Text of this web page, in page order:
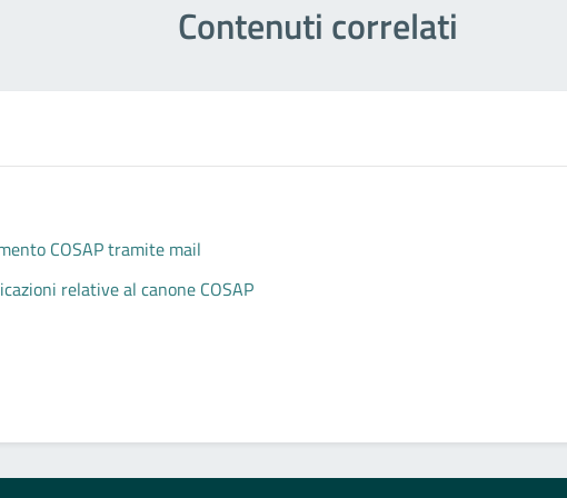
Contenuti correlati
COSAP tramite mail
relative al canone COSAP